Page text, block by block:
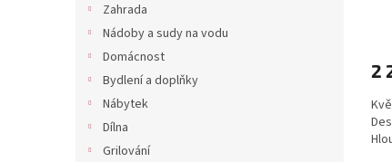
Zahrada
Nádoby a sudy na vodu
Domácnost
Bydlení a doplňky
Nábytek
Dílna
Grilování
2